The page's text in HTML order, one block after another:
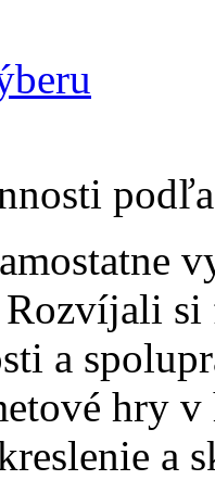
Rozvíjali
a
hry v
a